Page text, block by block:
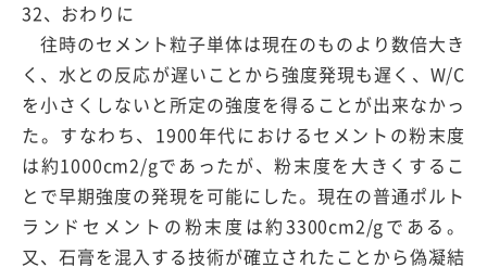
32、おわりに
往時のセメント粒子単体は現在のものより数倍大き
く、水との反応が遅いことから強度発現も遅く、W/C
を小さくしないと所定の強度を得ることが出来なかっ
た。すなわち、1900年代におけるセメントの粉末度
は約1000cm2/gであったが、粉末度を大きくするこ
とで早期強度の発現を可能にした。現在の普通ポルト
ランドセメントの粉末度は約3300cm2/gである。
又、石膏を混入する技術が確立されたことから偽凝結